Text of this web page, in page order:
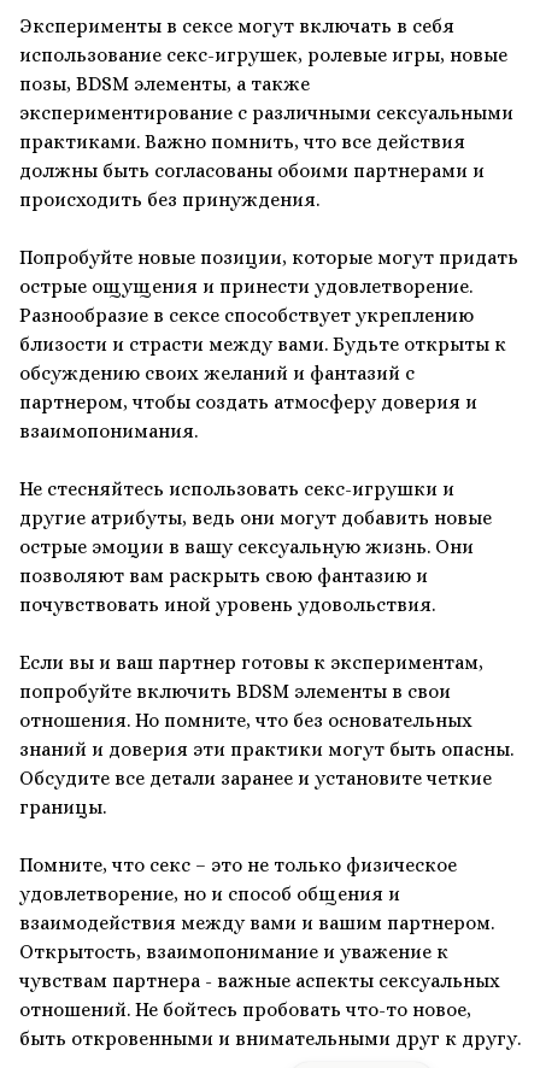
Эксперименты в сексе могут включать в себя
использование секс-игрушек, ролевые игры, новые
позы, BDSM элементы, а также
экспериментирование с различными сексуальными
практиками. Важно помнить, что все действия
должны быть согласованы обоими партнерами и
происходить без принуждения.
Попробуйте новые позиции, которые могут придать
острые ощущения и принести удовлетворение.
Разнообразие в сексе способствует укреплению
близости и страсти между вами. Будьте открыты к
обсуждению своих желаний и фантазий с
партнером, чтобы создать атмосферу доверия и
взаимопонимания.
Не стесняйтесь использовать секс-игрушки и
другие атрибуты, ведь они могут добавить новые
острые эмоции в вашу сексуальную жизнь. Они
позволяют вам раскрыть свою фантазию и
почувствовать иной уровень удовольствия.
Если вы и ваш партнер готовы к экспериментам,
попробуйте включить BDSM элементы в свои
отношения. Но помните, что без основательных
знаний и доверия эти практики могут быть опасны.
Обсудите все детали заранее и установите четкие
границы.
Помните, что секс – это не только физическое
удовлетворение, но и способ общения и
взаимодействия между вами и вашим партнером.
Открытость, взаимопонимание и уважение к
чувствам партнера - важные аспекты сексуальных
отношений. Не бойтесь пробовать что-то новое,
быть откровенными и внимательными друг к другу.